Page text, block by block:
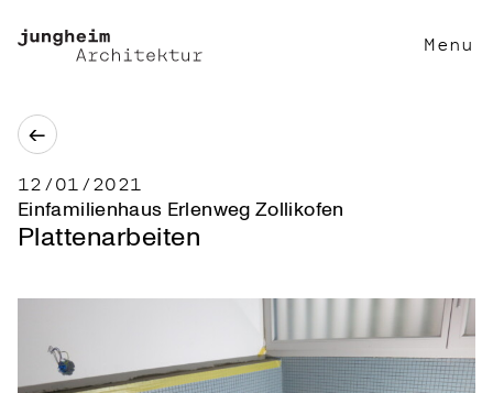
Menu
←
12/01/2021
Einfamilienhaus Erlenweg Zollikofen
Plattenarbeiten